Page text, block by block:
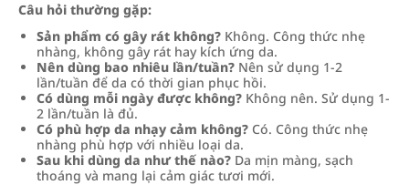
Câu hỏi thường gặp:
Sản phẩm có gây rát không? Không. Công thức nhẹ
nhàng, không gây rát hay kích ứng da.
Nên dùng bao nhiêu lần/tuần? Nên sử dụng 1-2
lần/tuần để da có thời gian phục hồi.
Có dùng mỗi ngày được không? Không nên. Sử dụng 1-
2 lần/tuần là đủ.
Có phù hợp da nhạy cảm không? Có. Công thức nhẹ
nhàng phù hợp với nhiều loại da.
Sau khi dùng da như thế nào? Da mịn màng, sạch
thoáng và mang lại cảm giác tươi mới.